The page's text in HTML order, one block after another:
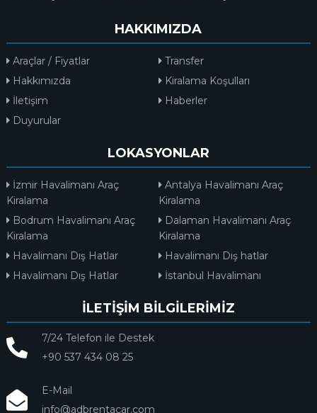
HAKKIMIZDA
Araçlar / Fiyatlar
Transfer
Hakkımızda
Kiralama Koşulları
İletişim
Haberler
Duyurular
LOKASYONLAR
İzmir Havalimanı Araç
Kiralama
Antalya Havalimanı Araç
Kiralama
Bodrum Havalimanı Araç
Kiralama
Dalaman Havalimanı Araç
Kiralama
Havalimanı Dış Hatlar
Havalimanı Dış hatlar
Havalimanı Dış Hatlar
İstanbul Havalimanı
İLETİŞİM BİLGİLERİMİZ
7/24 Telefon ile Destek
+90 537 434 08 25
E-Mail
info@adbrentacar.com